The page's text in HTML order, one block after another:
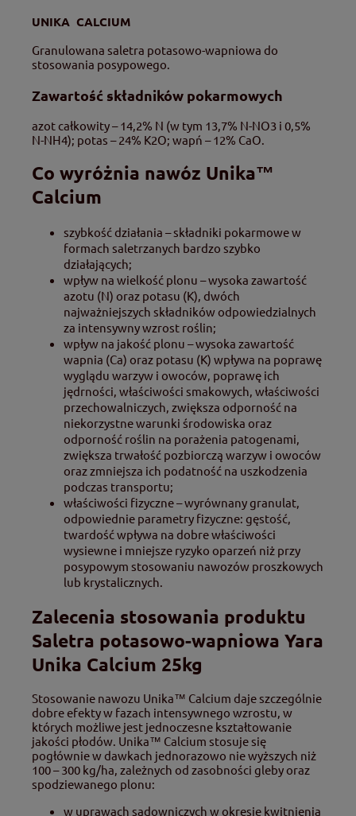
UNIKA CALCIUM
Granulowana saletra potasowo-wapniowa do
stosowania posypowego.
Zawartość składników pokarmowych
azot całkowity – 14,2% N (w tym 13,7% N-NO3 i 0,5%
N-NH4); potas – 24% K2O; wapń – 12% CaO.
Co wyróżnia nawóz Unika™
Calcium
szybkość działania – składniki pokarmowe w
formach saletrzanych bardzo szybko
działających;
wpływ na wielkość plonu – wysoka zawartość
azotu (N) oraz potasu (K), dwóch
najważniejszych składników odpowiedzialnych
za intensywny wzrost roślin;
wpływ na jakość plonu – wysoka zawartość
wapnia (Ca) oraz potasu (K) wpływa na poprawę
wyglądu warzyw i owoców, poprawę ich
jędrności, właściwości smakowych, właściwości
przechowalniczych, zwiększa odporność na
niekorzystne warunki środowiska oraz
odporność roślin na porażenia patogenami,
zwiększa trwałość pozbiorczą warzyw i owoców
oraz zmniejsza ich podatność na uszkodzenia
podczas transportu;
właściwości fizyczne – wyrównany granulat,
odpowiednie parametry fizyczne: gęstość,
twardość wpływa na dobre właściwości
wysiewne i mniejsze ryzyko oparzeń niż przy
posypowym stosowaniu nawozów proszkowych
lub krystalicznych.
Zalecenia stosowania produktu
Saletra potasowo-wapniowa Yara
Unika Calcium 25kg
Stosowanie nawozu Unika™ Calcium daje szczególnie
dobre efekty w fazach intensywnego wzrostu, w
których możliwe jest jednoczesne kształtowanie
jakości płodów. Unika™ Calcium stosuje się
pogłównie w dawkach jednorazowo nie wyższych niż
100 – 300 kg/ha, zależnych od zasobności gleby oraz
spodziewanego plonu:
w uprawach sadowniczych w okresie kwitnienia